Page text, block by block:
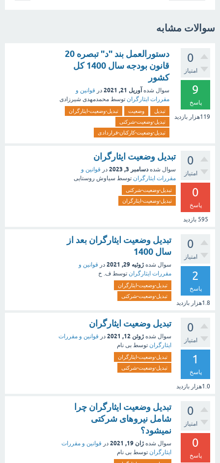
سوالات مشابه
0
امتیاز
9
پاسخ
119هزار بازدید
دستورالعمل بند "د" تبصره 20
قانون بودجه سال 1400 کل
کشور
سوال شده آوریل 21, 2021 در قوانین و
مقررات ایثارگران توسط محمدمهدی شیرزادی
تبدیل وضعیت
تبدیل-وضعیت-ایثارگران
تبدیل-وضعیت-شرکتی
تبدیل-وضعیت-کارکنان-قراردادی
0
امتیاز
0
پاسخ
595 بازدید
تبدیل وضعیت ایثارگران
سوال شده دسامبر 3, 2023 در قوانین و
مقررات ایثارگران توسط سیاوش روستایی
تبدیل-وضعیت-شرکتی
تبدیل-وضعیت-ایثارگران
0
امتیاز
2
پاسخ
1.8هزار بازدید
تبدیل وضعیت ایثارگران بعد از
سال 1400
سوال شده ژوئیه 29, 2021 در قوانین و
مقررات ایثارگران توسط ف. خ
تبدیل-وضعیت-ایثارگران
تبدیل-وضعیت-شرکتی
0
امتیاز
1
پاسخ
1.0هزار بازدید
تبدیل وضعیت ایثارگران
سوال شده ژوئن 12, 2021 در قوانین و مقررات
ایثارگران توسط بی نام
تبدیل-وضعیت-ایثارگران
تبدیل-وضعیت-شرکتی
0
امتیاز
0
پاسخ
تبدیل وضعیت ایثارگران چرا
شامل نیروهای شرکتی
نمیشود؟
سوال شده ژان 19, 2021 در قوانین و مقررات
ایثارگران توسط بی نام